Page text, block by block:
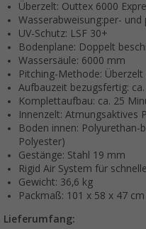
Überzelt: Outtex 6000
Wasserabweisung:per-
UV-Schutz: LSF 30+
Bodenplane: Doppelt
Wassersäule: 6000 mm
Pitching-Methode:
Aufbauzeit bezugsfertig:
Komplettaufbau: ca. 25
Innenzelt: Atmungsaktives
Boden innen: Polyurethan-
Polyester)
Gestänge: Stahl 19 mm
Rigid Air System für
Gewicht: 36,6 kg
Packmaß: 101 x 58 x 47 cm
Lieferumfang: